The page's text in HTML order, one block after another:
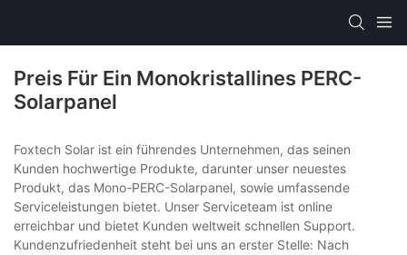
Preis Für Ein Monokristallines PERC-
Solarpanel
Foxtech Solar ist ein führendes Unternehmen, das seinen
Kunden hochwertige Produkte, darunter unser neuestes
Produkt, das Mono-PERC-Solarpanel, sowie umfassende
Serviceleistungen bietet. Unser Serviceteam ist online
erreichbar und bietet Kunden weltweit schnellen Support.
Kundenzufriedenheit steht bei uns an erster Stelle: Nach